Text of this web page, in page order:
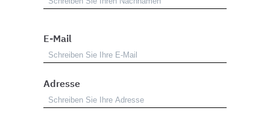
E-Mail
Adresse